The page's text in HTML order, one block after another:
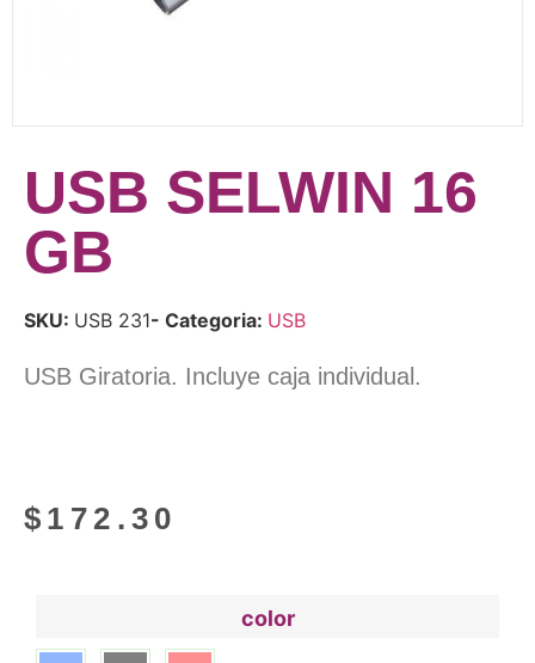
USB SELWIN 16
GB
SKU: USB 231- Categoria: USB
USB Giratoria. Incluye caja individual.
$ 172.30
color